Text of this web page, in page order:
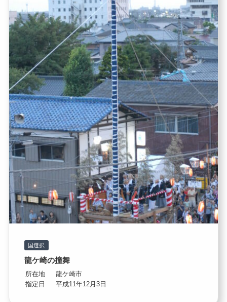
国選択
龍ケ崎の撞舞
所在地
龍ケ崎市
指定日
平成11年12月3日